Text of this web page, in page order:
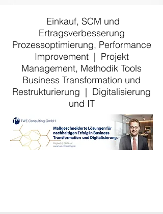
Einkauf, SCM und
Ertragsverbesserung
Prozessoptimierung, Performance
Improvement | Projekt
Management, Methodik Tools
Business Transformation und
Restrukturierung | Digitalisierung
und IT